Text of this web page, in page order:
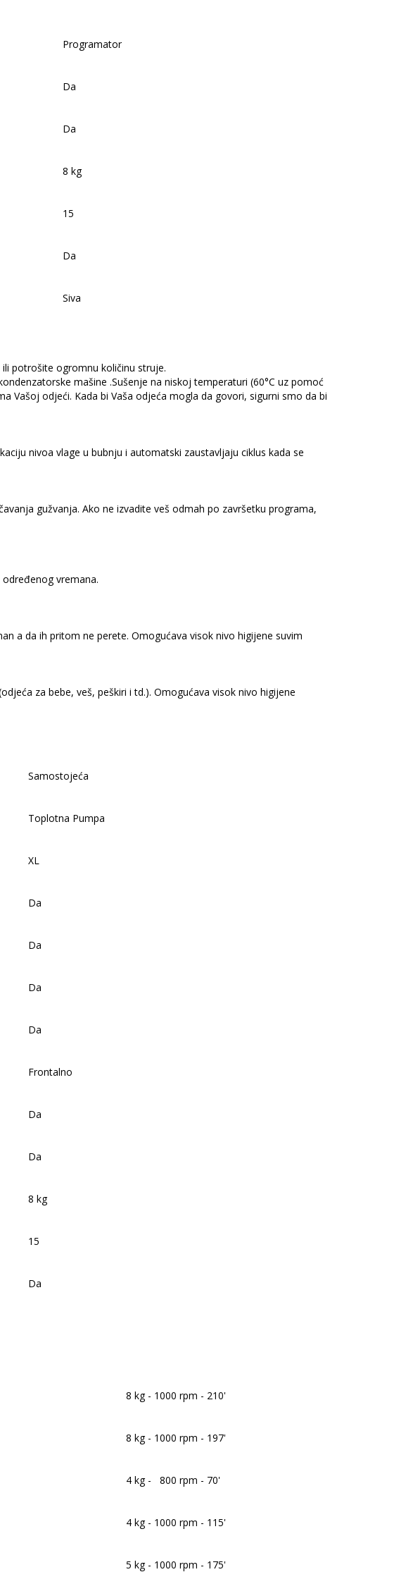
Programator
Da
Da
8 kg
15
Da
Siva
potrošite ogromnu količinu struje.
mašine .Sušenje na niskoj temperaturi (60°C uz pomoć
Vašoj odjeći. Kada bi Vaša odjeća mogla da govori, sigurni smo da bi
nivoa vlage u bubnju i automatski zaustavljaju ciklus kada se
gužvanja. Ako ne izvadite veš odmah po završetku programa,
vremana.
a da ih pritom ne perete. Omogućava visok nivo higijene suvim
za bebe, veš, peškiri i td.). Omogućava visok nivo higijene
Samostojeća
Toplotna Pumpa
XL
Da
Da
Da
Da
Frontalno
Da
Da
8 kg
15
Da
8 kg - 1000 rpm - 210'
8 kg - 1000 rpm - 197'
4 kg - 800 rpm - 70'
4 kg - 1000 rpm - 115'
5 kg - 1000 rpm - 175'